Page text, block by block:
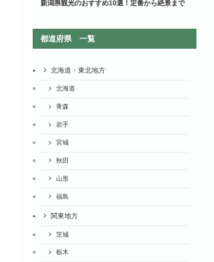
新潟県観光のおすすめ10選！定番から絶景まで
都道府県 一覧
北海道・東北地方
北海道
青森
岩手
宮城
秋田
山形
福島
関東地方
茨城
栃木